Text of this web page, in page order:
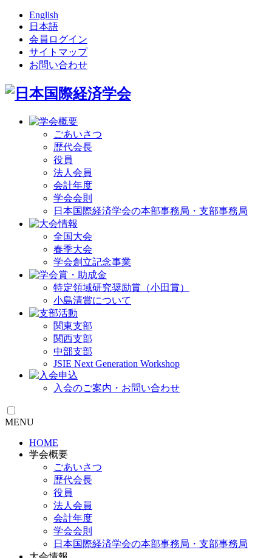
English
日本語
会員ログイン
サイトマップ
お問い合わせ
ごあいさつ
歴代会長
役員
法人会員
会計年度
学会会則
日本国際経済学会の本部事務局・支部事務局
全国大会
春季大会
学会創立記念事業
特定領域研究奨励賞（小田賞）
小島清賞について
関東支部
関西支部
中部支部
JSIE Next Generation Workshop
入会のご案内・お問い合わせ
MENU
HOME
学会概要
ごあいさつ
歴代会長
役員
法人会員
会計年度
学会会則
日本国際経済学会の本部事務局・支部事務局